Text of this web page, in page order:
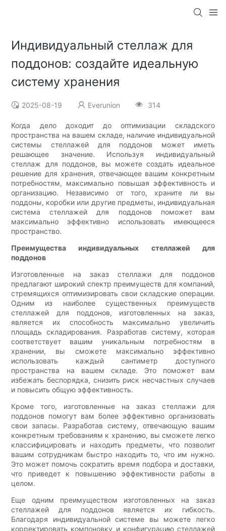
Индивидуальный стеллаж для
поддонов: создайте идеальную
систему хранения
2025-08-19 Everunion 314
Когда дело доходит до оптимизации складского
пространства на вашем складе, наличие индивидуальной
системы стеллажей для поддонов может иметь
решающее значение. Используя индивидуальный
стеллаж для поддонов, вы можете создать идеальное
решение для хранения, отвечающее вашим конкретным
потребностям, максимально повышая эффективность и
организацию. Независимо от того, храните ли вы
поддоны, коробки или другие предметы, индивидуальная
система стеллажей для поддонов поможет вам
максимально эффективно использовать имеющееся
пространство.
Преимущества индивидуальных стеллажей для
поддонов
Изготовленные на заказ стеллажи для поддонов
предлагают широкий спектр преимуществ для компаний,
стремящихся оптимизировать свои складские операции.
Одним из наиболее существенных преимуществ
стеллажей для поддонов, изготовленных на заказ,
является их способность максимально увеличить
площадь складирования. Разработав систему, которая
соответствует вашим уникальным потребностям в
хранении, вы сможете максимально эффективно
использовать каждый сантиметр доступного
пространства на вашем складе. Это поможет вам
избежать беспорядка, снизить риск несчастных случаев
и повысить общую эффективность.
Кроме того, изготовленные на заказ стеллажи для
поддонов помогут вам более эффективно организовать
свои запасы. Разработав систему, отвечающую вашим
конкретным требованиям к хранению, вы сможете легко
классифицировать и находить предметы, что позволит
вашим сотрудникам быстро находить то, что им нужно.
Это может помочь сократить время подбора и доставки,
что приведет к повышению эффективности работы в
целом.
Еще одним преимуществом изготовленных на заказ
стеллажей для поддонов является их гибкость.
Благодаря индивидуальной системе вы можете легко
корректировать компоновку и конфигурацию стеллажей